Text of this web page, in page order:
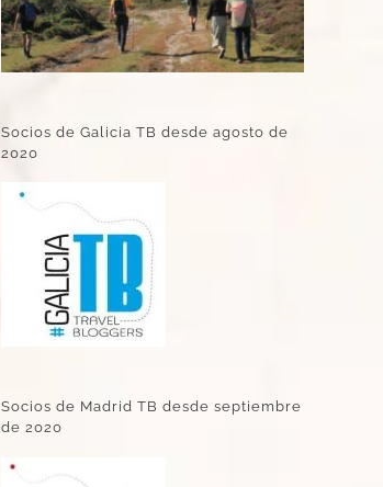
Socios de Galicia TB desde agosto de
2020
Socios de Madrid TB desde septiembre
de 2020